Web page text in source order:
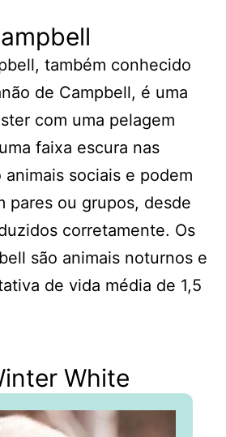
também conhecido
de Campbell, é uma
com uma pelagem
faixa escura nas
animais sociais e podem
pares ou grupos, desde
corretamente. Os
são animais noturnos e
de vida média de 1,5
White